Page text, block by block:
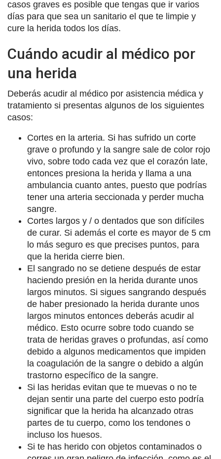
casos graves es posible que tengas que ir varios
días para que sea un sanitario el que te limpie y
cure la herida todos los días.
Cuándo acudir al médico por
una herida
Deberás acudir al médico por asistencia médica y
tratamiento si presentas algunos de los siguientes
casos:
Cortes en la arteria. Si has sufrido un corte
grave o profundo y la sangre sale de color rojo
vivo, sobre todo cada vez que el corazón late,
entonces presiona la herida y llama a una
ambulancia cuanto antes, puesto que podrías
tener una arteria seccionada y perder mucha
sangre.
Cortes largos y / o dentados que son difíciles
de curar. Si además el corte es mayor de 5 cm
lo más seguro es que precises puntos, para
que la herida cierre bien.
El sangrado no se detiene después de estar
haciendo presión en la herida durante unos
largos minutos. Si sigues sangrando después
de haber presionado la herida durante unos
largos minutos entonces deberás acudir al
médico. Esto ocurre sobre todo cuando se
trata de heridas graves o profundas, así como
debido a algunos medicamentos que impiden
la coagulación de la sangre o debido a algún
trastorno específico de la sangre.
Si las heridas evitan que te muevas o no te
dejan sentir una parte del cuerpo esto podría
significar que la herida ha alcanzado otras
partes de tu cuerpo, como los tendones o
incluso los huesos.
Si te has herido con objetos contaminados o